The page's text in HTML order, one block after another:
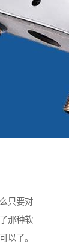
只要对
那种软
以了。